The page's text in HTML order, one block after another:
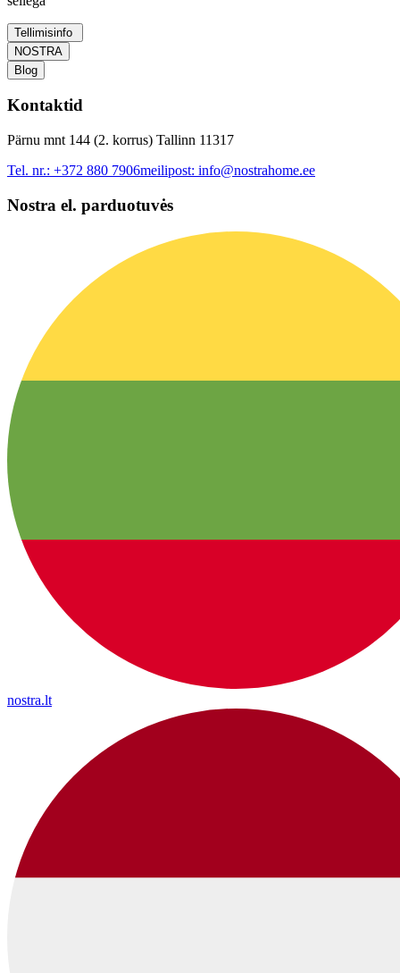
Tellimisinfo
NOSTRA
Blog
Kontaktid
Pärnu mnt 144 (2. korrus) Tallinn 11317
Tel. nr.: +372 880 7906meilipost: info@nostrahome.ee
Nostra el. parduotuvės
nostra.lt